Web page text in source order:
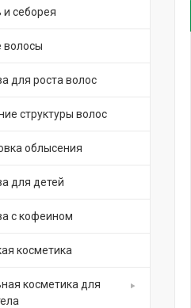
и себорея
для роста волос
структуры волос
облысения
для детей
с кофеином
косметика
косметика для